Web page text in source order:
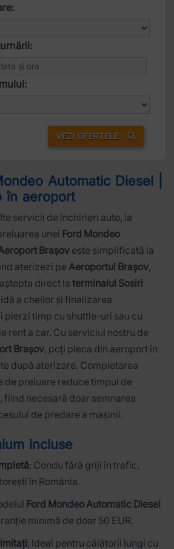
VEZI OFERTELE
Automatic Diesel |
în aeroport
servicii de închirieri auto, la
unei Ford Mondeo
Brașov este simplificată la
aterizezi pe Aeroportul Brașov,
direct la terminalul Sosiri
a cheilor și finalizarea
pierzi timp cu shuttle-uri sau cu
rent a car. Cu serviciul nostru de
Brașov, poți pleca din aeroport în
după aterizare. Completarea
de preluare reduce timpul de
fiind necesară doar semnarea
de predare a mașinii.
incluse
: Condu fără griji în trafic,
în România.
Ford Mondeo Automatic Diesel
minimă de doar 50 EUR.
: Ideal pentru călătorii lungi cu